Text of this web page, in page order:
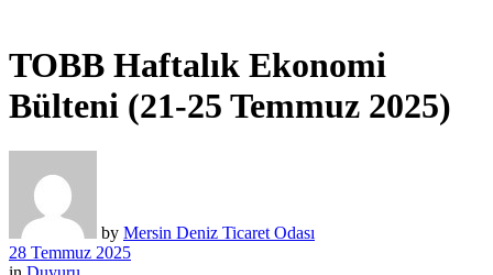
TOBB Haftalık Ekonomi
Bülteni (21-25 Temmuz 2025)
by Mersin Deniz Ticaret Odası
28 Temmuz 2025